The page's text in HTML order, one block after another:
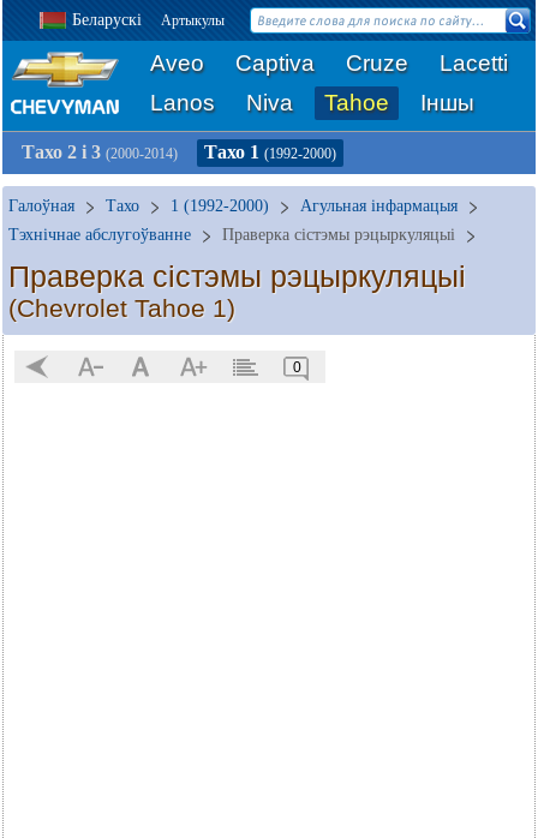
Беларускі Артыкулы
Aveo Captiva Cruze
Lacetti
Lanos
Niva Tahoe Іншы
Тахо 2 і 3 (2000-2014) Тахо 1 (1992-2000)
Галоўная Тахо 1 (1992-2000)
Агульная інфармацыя
Тэхнічнае абслугоўванне
Праверка сістэмы рэцыркуляцыі
Праверка сістэмы рэцыркуляцыі
(Chevrolet Tahoe 1)
0